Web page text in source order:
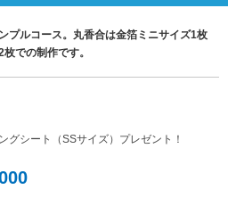
プルコース。丸香合は金箔ミニサイズ1枚
での制作です。
グシート（SSサイズ）プレゼント！